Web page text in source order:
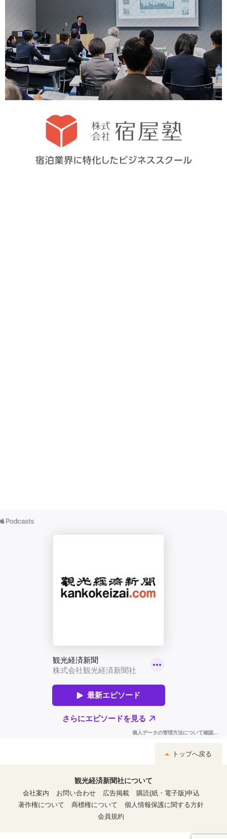
トップへ戻る
観光経済新聞社について
会社案内
お問い合わせ 広告掲載
購読(紙・電子版)申込
著作権について
商標権について
個人情報保護に関する方針
会員規約